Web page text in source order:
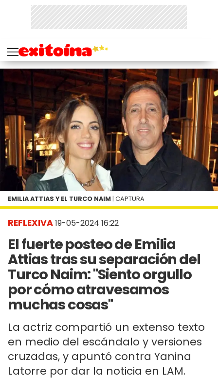
REFLEXIVA19-05-2024 16:22
El fuerte posteo de Emilia
Attias tras su separación del
Turco Naim: "Siento orgullo
por cómo atravesamos
muchas cosas"
La actriz compartió un extenso texto
en medio del escándalo y versiones
cruzadas, y apuntó contra Yanina
Latorre por dar la noticia en LAM.
EMILIA ATTIAS Y EL TURCO NAIM | CAPTURA